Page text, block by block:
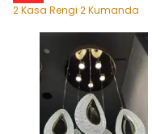
2 Kasa Rengi 2 Kumanda